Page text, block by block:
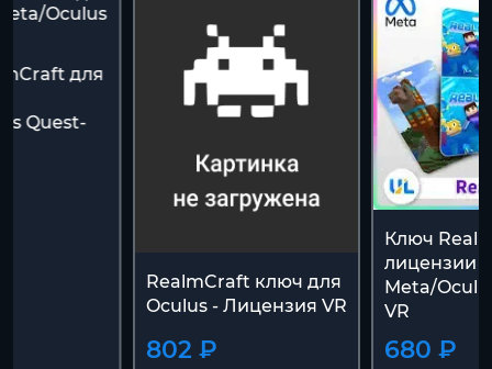
для
Quest-
RealmCraft ключ для
Oculus - Лицензия VR
802 ₽
Ключ
лицензии
Meta/
VR
680 ₽